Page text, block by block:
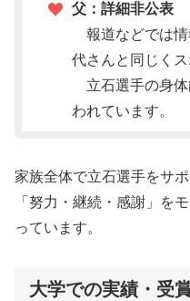
父：詳細非公表
報道などでは情
代さんと同じくス
立石選手の身体
われています。
家族全体で立石選手をサポ
「努力・継続・感謝」を
っています。
大学での実績・受